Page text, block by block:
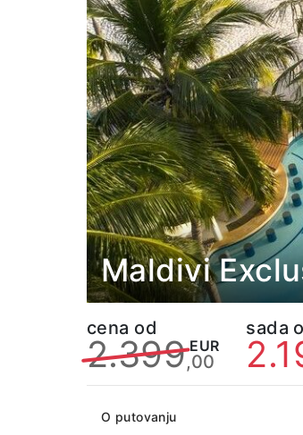
Maldivi
cena od
2.399 EUR
,00
sada
O putovanju